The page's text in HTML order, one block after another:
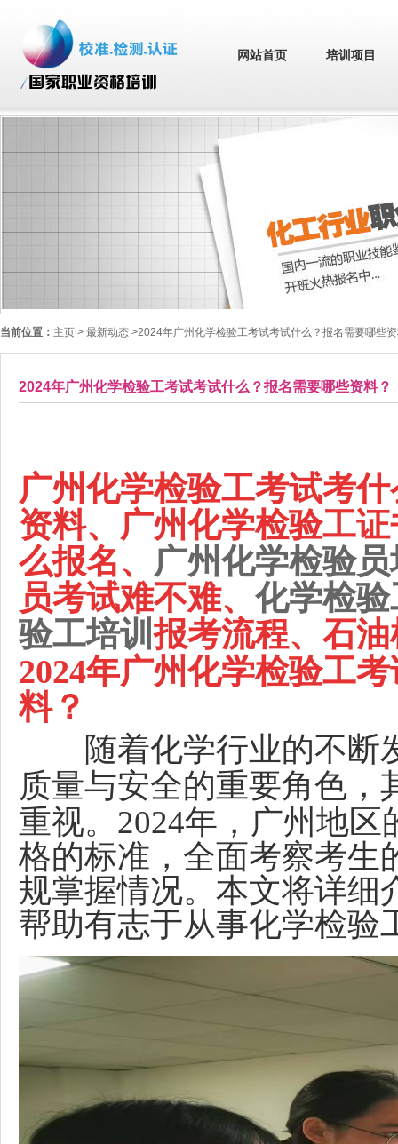
网站首页 培训项目
当前位置： 主页 > 最新动态 >2024年广州化学检验工考试考试什么？报名需要哪些
2024年广州化学检验工考试考试什么？报名需要哪些资料？
广州化学检验工考试考
资料、广州化学检验工
么报名、 广州化学检验
员考试难不难、 化学检
验工培训报考流程、石
2024年广州化学检验工考
料？
随着化学行业的不断
质量与安全的重要角色
重视。 2024年，广州地区
格的标准，全面考察考生
规掌握情况。本文将详细
帮助有志于从事化学检验